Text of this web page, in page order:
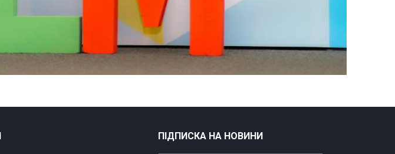
ПІДПИСКА НА НОВИНИ